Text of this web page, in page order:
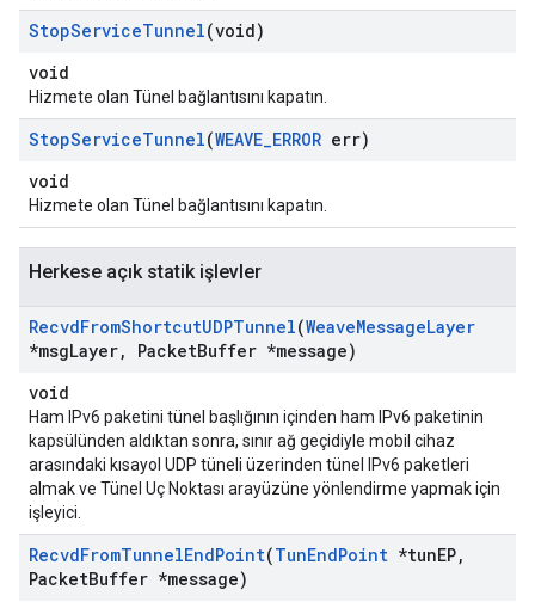
StopServiceTunnel(void)
void
Hizmete olan Tünel bağlantısını kapatın.
StopServiceTunnel(WEAVE_ERROR err)
void
Hizmete olan Tünel bağlantısını kapatın.
Herkese açık statik işlevler
RecvdFromShortcutUDPTunnel(WeaveMessageLayer
*msgLayer, PacketBuffer *message)
void
Ham IPv6 paketini tünel başlığının içinden ham IPv6 paketinin
kapsülünden aldıktan sonra, sınır ağ geçidiyle mobil cihaz
arasındaki kısayol UDP tüneli üzerinden tünel IPv6 paketleri
almak ve Tünel Uç Noktası arayüzüne yönlendirme yapmak için
işleyici.
RecvdFromTunnelEndPoint(TunEndPoint *tunEP,
PacketBuffer *message)